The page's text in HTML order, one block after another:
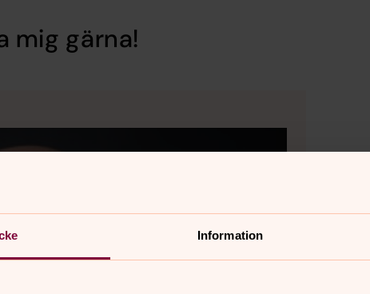
Information
mig gärna!